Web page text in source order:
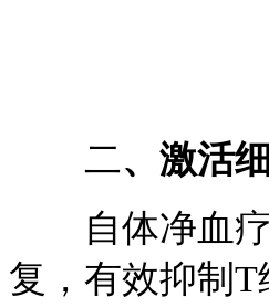
二、激活
自体净血疗
复，有效抑制